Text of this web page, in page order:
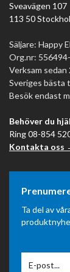
Sveavägen 107
113 50
Säljare: Happy
Org.nr:
Verksam sedan
Sveriges bästa
Besök endast
Behöver du
Ring 08-854
Kontakta oss
Ta del av